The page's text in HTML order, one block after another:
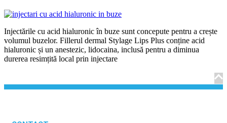
Injectările cu acid hialuronic în buze sunt concepute pentru a crește
volumul buzelor. Fillerul dermal Stylage Lips Plus conține acid
hialuronic și un anestezic, lidocaina, inclusă pentru a diminua
durerea resimțită local prin injectare